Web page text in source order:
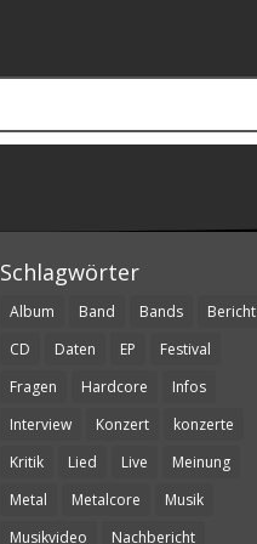
Schlagwörter
Album Band Bands
Bericht
CD
Daten EP
Festival
Fragen
Hardcore
Infos
Interview
Konzert
konzerte
Kritik
Lied Live
Meinung
Metal
Metalcore
Musik
Musikvideo
Nachbericht